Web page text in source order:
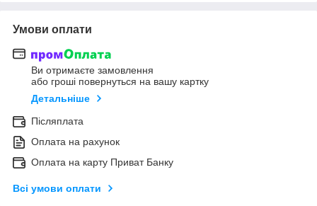
Умови оплати
Ви отримаєте замовлення
або гроші повернуться на вашу картку
Детальніше
Післяплата
Оплата на рахунок
Оплата на карту Приват Банку
Всі умови оплати